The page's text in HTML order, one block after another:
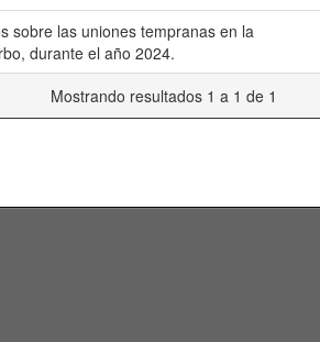
sobre las uniones tempranas en la
durante el año 2024.
Mostrando resultados 1 a 1 de 1